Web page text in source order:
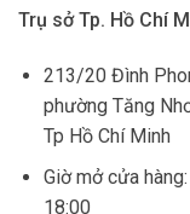
Trụ sở Tp. Hồ Chí
213/20 Đình
phường Tăng
Tp Hồ Chí Minh
Giờ mở cửa
18:00